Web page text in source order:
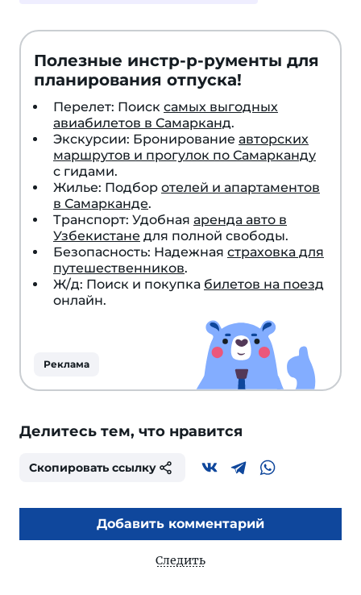
Полезные инстр-р-рументы для
планирования отпуска!
Перелет: Поиск самых выгодных
авиабилетов в Самарканд.
Экскурсии: Бронирование авторских
маршрутов и прогулок по Самарканду
с гидами.
Жилье: Подбор отелей и апартаментов
в Самарканде.
Транспорт: Удобная аренда авто в
Узбекистане для полной свободы.
Безопасность: Надежная страховка для
путешественников.
Ж/д: Поиск и покупка билетов на поезд
онлайн.
Реклама
Делитесь тем, что нравится
Скопировать ссылку
Добавить комментарий
Следить